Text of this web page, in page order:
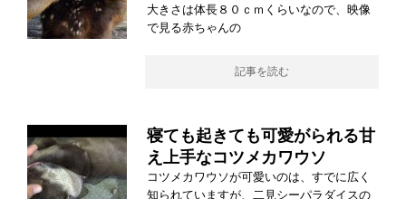
大きさは体長８０ｃｍくらいなので、映像
で見る赤ちゃんの
記事を読む
寝ても起きても可愛がられる甘
え上手なコツメカワウソ
コツメカワウソが可愛いのは、すでに広く
知られていますが、二見シーパラダイスの